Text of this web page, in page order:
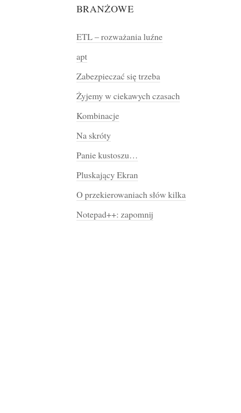
BRANŻOWE
ETL – rozważania luźne
apt
Zabezpieczać się trzeba
Żyjemy w ciekawych czasach
Kombinacje
Na skróty
Panie kustoszu…
Pluskający Ekran
O przekierowaniach słów kilka
Notepad++: zapomnij